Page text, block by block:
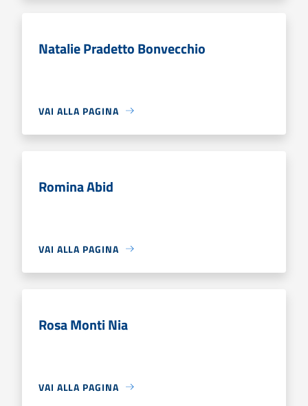
Natalie Pradetto Bonvecchio
VAI ALLA PAGINA
Romina Abid
VAI ALLA PAGINA
Rosa Monti Nia
VAI ALLA PAGINA